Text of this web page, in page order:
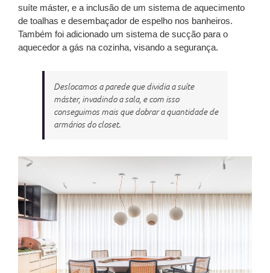
suíte máster, e a inclusão de um sistema de aquecimento
de toalhas e desembaçador de espelho nos banheiros.
Também foi adicionado um sistema de sucção para o
aquecedor a gás na cozinha, visando a segurança.
Deslocamos a parede que dividia a suíte
máster, invadindo a sala, e com isso
conseguimos mais que dobrar a quantidade de
armários do closet.